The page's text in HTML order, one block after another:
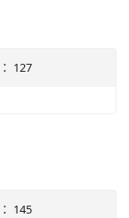
127
145